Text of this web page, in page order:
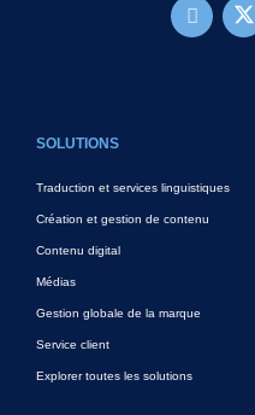
SOLUTIONS
Traduction et services linguistiques
Création et gestion de contenu
Contenu digital
Médias
Gestion globale de la marque
Service client
Explorer toutes les solutions